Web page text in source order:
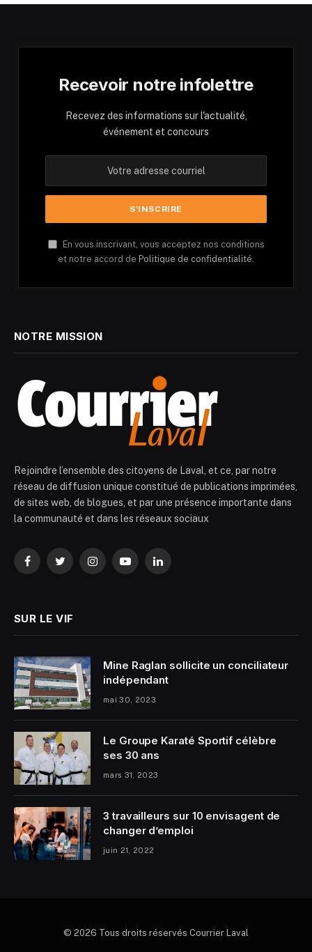
Recevoir notre infolettre
Recevez des informations sur l'actualité,
événement et concours
En vous inscrivant, vous acceptez nos conditions
et notre accord de Politique de confidentialité.
NOTRE MISSION
Rejoindre l’ensemble des citoyens de Laval, et ce, par notre
réseau de diffusion unique constitué de publications imprimées,
de sites web, de blogues, et par une présence importante dans
la communauté et dans les réseaux sociaux
FacebookTwitterInstagramYouTubeLinkedIn
SUR LE VIF
Mine Raglan sollicite un conciliateur
indépendant
mai 30, 2023
Le Groupe Karaté Sportif célèbre
ses 30 ans
mars 31, 2023
3 travailleurs sur 10 envisagent de
changer d’emploi
juin 21, 2022
© 2026 Tous droits réservés Courrier Laval